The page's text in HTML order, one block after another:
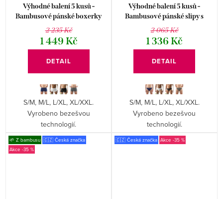
Výhodné balení 5 kusů -
Bambusové pánské boxerky
krátká nohavička 53005P
2 235 Kč
1 449 Kč
DETAIL
S/M, M/L, L/XL, XL/XXL.
Vyrobeno bezešvou
technologií.
Výhodné balení 5 kusů -
Bambusové pánské slipy s
úzkým bokem 50004P
2 065 Kč
1 336 Kč
DETAIL
S/M, M/L, L/XL, XL/XXL.
Vyrobeno bezešvou
technologií.
🌱 Z bambusu 🇨🇿 Česká značka
-35 %
🇨🇿 Česká značka -35 %